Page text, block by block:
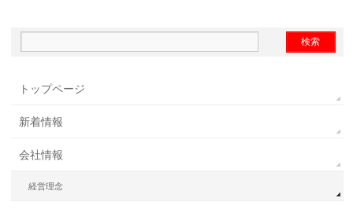
トップページ
新着情報
会社情報
経営理念